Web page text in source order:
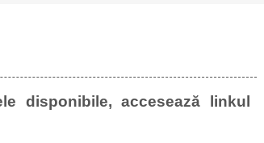
disponibile, accesează linkul